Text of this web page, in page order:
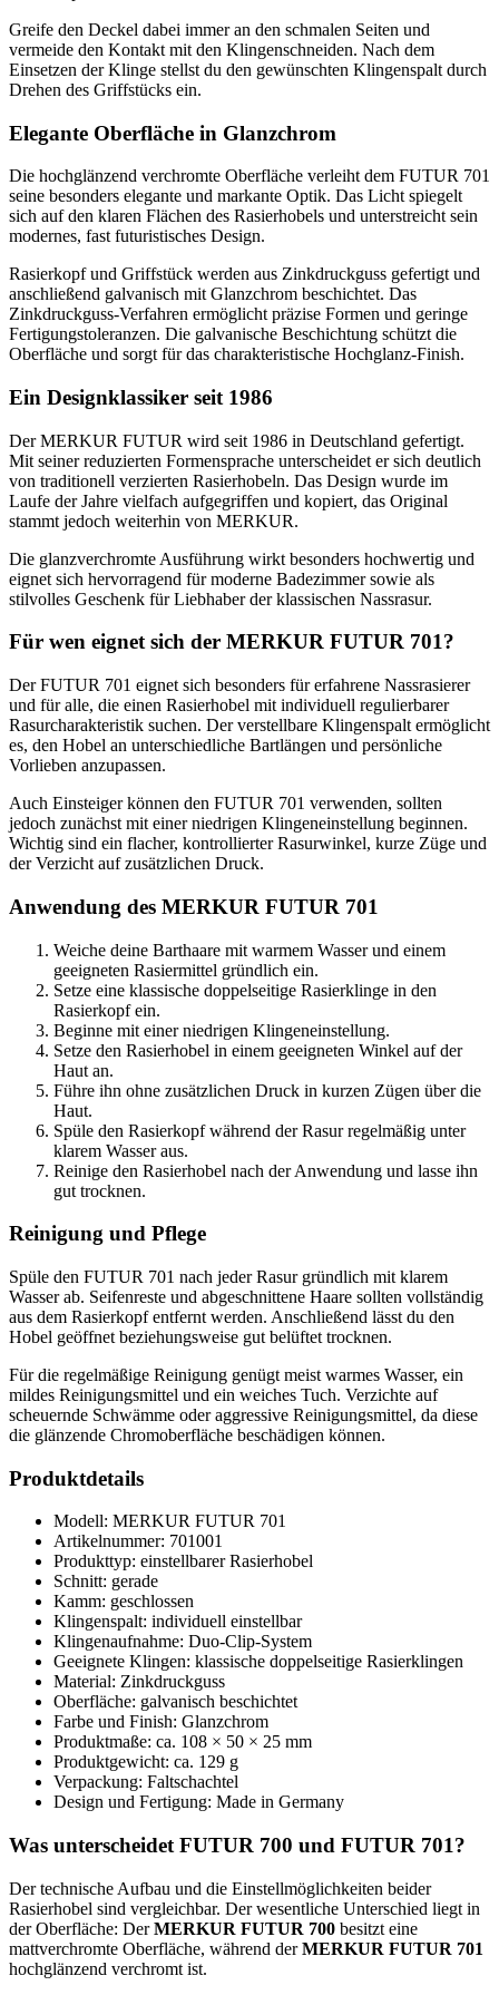
Greife den Deckel dabei immer an den schmalen Seiten und
vermeide den Kontakt mit den Klingenschneiden. Nach dem
Einsetzen der Klinge stellst du den gewünschten Klingenspalt durch
Drehen des Griffstücks ein.
Elegante Oberfläche in Glanzchrom
Die hochglänzend verchromte Oberfläche verleiht dem FUTUR 701
seine besonders elegante und markante Optik. Das Licht spiegelt
sich auf den klaren Flächen des Rasierhobels und unterstreicht sein
modernes, fast futuristisches Design.
Rasierkopf und Griffstück werden aus Zinkdruckguss gefertigt und
anschließend galvanisch mit Glanzchrom beschichtet. Das
Zinkdruckguss-Verfahren ermöglicht präzise Formen und geringe
Fertigungstoleranzen. Die galvanische Beschichtung schützt die
Oberfläche und sorgt für das charakteristische Hochglanz-Finish.
Ein Designklassiker seit 1986
Der MERKUR FUTUR wird seit 1986 in Deutschland gefertigt.
Mit seiner reduzierten Formensprache unterscheidet er sich deutlich
von traditionell verzierten Rasierhobeln. Das Design wurde im
Laufe der Jahre vielfach aufgegriffen und kopiert, das Original
stammt jedoch weiterhin von MERKUR.
Die glanzverchromte Ausführung wirkt besonders hochwertig und
eignet sich hervorragend für moderne Badezimmer sowie als
stilvolles Geschenk für Liebhaber der klassischen Nassrasur.
Für wen eignet sich der MERKUR FUTUR 701?
Der FUTUR 701 eignet sich besonders für erfahrene Nassrasierer
und für alle, die einen Rasierhobel mit individuell regulierbarer
Rasurcharakteristik suchen. Der verstellbare Klingenspalt ermöglicht
es, den Hobel an unterschiedliche Bartlängen und persönliche
Vorlieben anzupassen.
Auch Einsteiger können den FUTUR 701 verwenden, sollten
jedoch zunächst mit einer niedrigen Klingeneinstellung beginnen.
Wichtig sind ein flacher, kontrollierter Rasurwinkel, kurze Züge und
der Verzicht auf zusätzlichen Druck.
Anwendung des MERKUR FUTUR 701
Weiche deine Barthaare mit warmem Wasser und einem
geeigneten Rasiermittel gründlich ein.
Setze eine klassische doppelseitige Rasierklinge in den
Rasierkopf ein.
Beginne mit einer niedrigen Klingeneinstellung.
Setze den Rasierhobel in einem geeigneten Winkel auf der
Haut an.
Führe ihn ohne zusätzlichen Druck in kurzen Zügen über die
Haut.
Spüle den Rasierkopf während der Rasur regelmäßig unter
klarem Wasser aus.
Reinige den Rasierhobel nach der Anwendung und lasse ihn
gut trocknen.
Reinigung und Pflege
Spüle den FUTUR 701 nach jeder Rasur gründlich mit klarem
Wasser ab. Seifenreste und abgeschnittene Haare sollten vollständig
aus dem Rasierkopf entfernt werden. Anschließend lässt du den
Hobel geöffnet beziehungsweise gut belüftet trocknen.
Für die regelmäßige Reinigung genügt meist warmes Wasser, ein
mildes Reinigungsmittel und ein weiches Tuch. Verzichte auf
scheuernde Schwämme oder aggressive Reinigungsmittel, da diese
die glänzende Chromoberfläche beschädigen können.
Produktdetails
Modell: MERKUR FUTUR 701
Artikelnummer: 701001
Produkttyp: einstellbarer Rasierhobel
Schnitt: gerade
Kamm: geschlossen
Klingenspalt: individuell einstellbar
Klingenaufnahme: Duo-Clip-System
Geeignete Klingen: klassische doppelseitige Rasierklingen
Material: Zinkdruckguss
Oberfläche: galvanisch beschichtet
Farbe und Finish: Glanzchrom
Produktmaße: ca. 108 × 50 × 25 mm
Produktgewicht: ca. 129 g
Verpackung: Faltschachtel
Design und Fertigung: Made in Germany
Was unterscheidet FUTUR 700 und FUTUR 701?
Der technische Aufbau und die Einstellmöglichkeiten beider
Rasierhobel sind vergleichbar. Der wesentliche Unterschied liegt in
der Oberfläche: DerMERKUR FUTUR 700 besitzt eine
mattverchromte Oberfläche, während derMERKUR FUTUR 701
hochglänzend verchromt ist.